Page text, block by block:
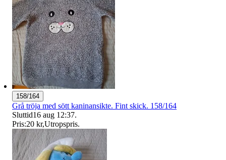
158/164
Grå tröja med sött kaninansikte. Fint skick. 158/164
Sluttid16 aug 12:37.
Pris:20 kr,Utropspris.